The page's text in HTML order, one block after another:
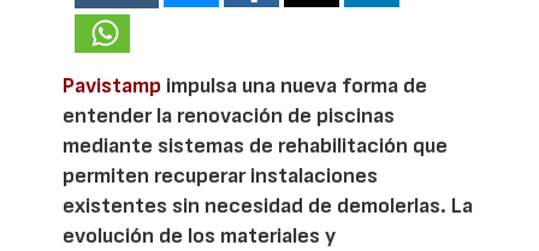
Pavistamp impulsa una nueva forma de
entender la renovación de piscinas
mediante sistemas de rehabilitación que
permiten recuperar instalaciones
existentes sin necesidad de demolerlas. La
evolución de los materiales y